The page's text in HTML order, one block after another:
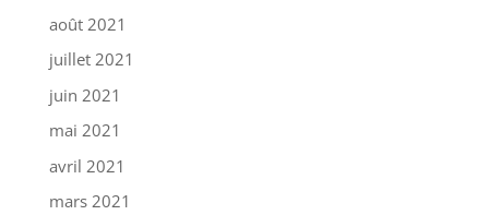
août 2021
juillet 2021
juin 2021
mai 2021
avril 2021
mars 2021